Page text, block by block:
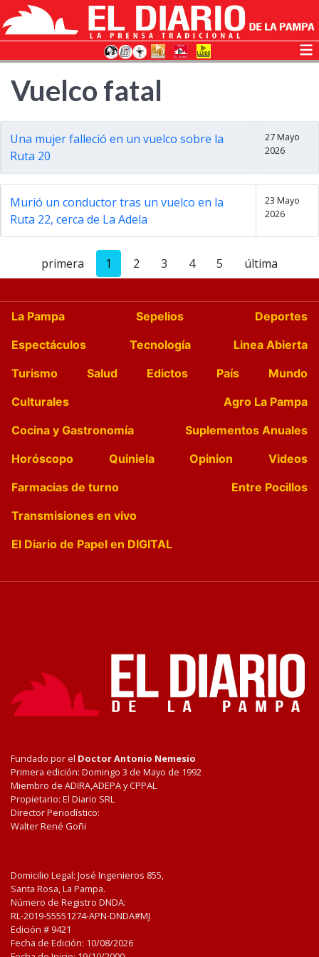
Vuelco fatal
Una mujer falleció en un vuelco sobre la
Ruta 20
27 Mayo
2026
Murió un conductor tras un vuelco en la
Ruta 22, cerca de La Adela
23 Mayo
2026
primera 1 2 3 4 5 última
La Pampa Sepelios
Deportes
Espectáculos
Tecnología
Linea Abierta
Turismo
Salud Edictos País
Mundo
Culturales
Agro La Pampa
Cocina y Gastronomía
Suplementos Anuales
Horóscopo
Quiniela Opinion
Videos
Farmacias de turno
Entre Pocillos
Transmisiones en vivo
El Diario de Papel en DIGITAL
Fundado por el Doctor Antonio Nemesio
Primera edición: Domingo 3 de Mayo de 1992
Miembro de ADIRA,ADEPA y CPPAL
Propietario: El Diario SRL
Director Periodístico:
Walter René Goñi
Domicilio Legal: José Ingenieros 855,
Santa Rosa, La Pampa.
Número de Registro DNDA:
RL-2019-55551274-APN-DNDA#MJ
Edición # 9421
Fecha de Edición: 10/08/2026